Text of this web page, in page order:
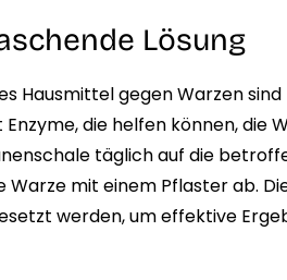
Lösung
Hausmittel gegen Warzen sind
die helfen können, die
täglich auf die
Warze mit einem Pflaster ab.
werden, um effektive